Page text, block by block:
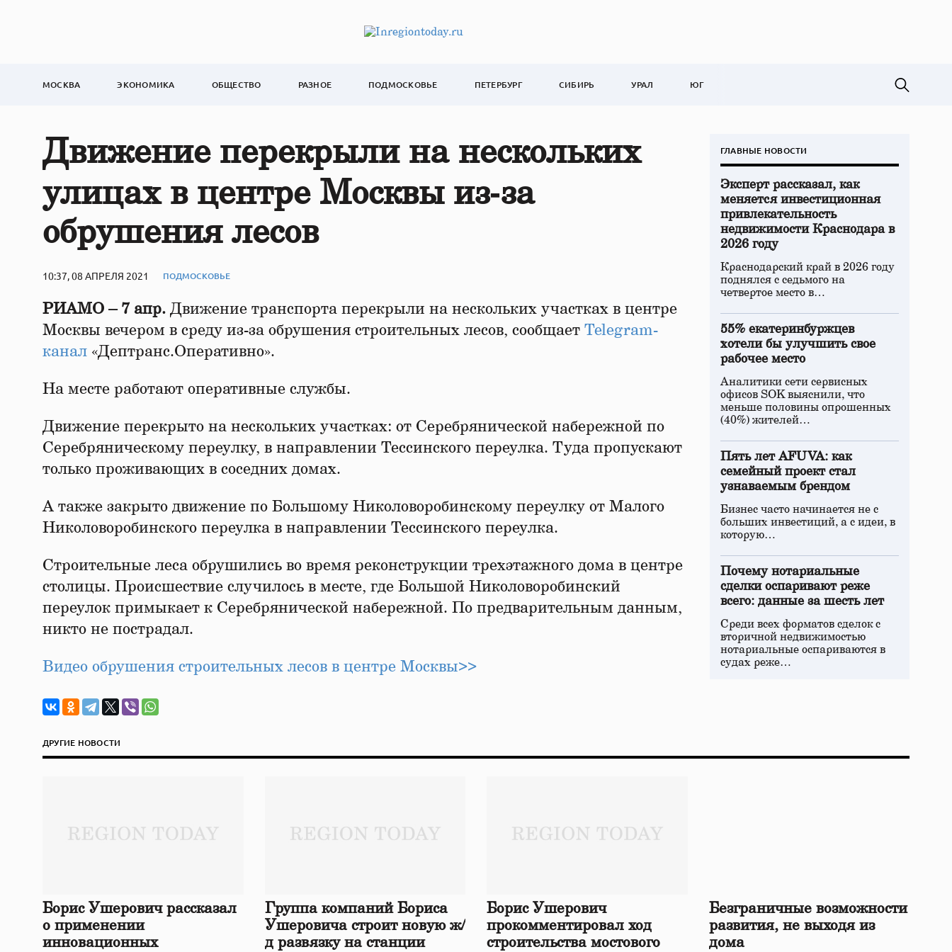
МОСКВА ЭКОНОМИКА ОБЩЕСТВО РАЗНОЕ ПОДМОСКОВЬЕ ПЕТЕРБУРГ СИБИРЬ УРАЛ ЮГ
Движение перекрыли на нескольких
улицах в центре Москвы из‑за
обрушения лесов
10:37, 08 АПРЕЛЯ 2021 ПОДМОСКОВЬЕ
РИАМО – 7 апр. Движение транспорта перекрыли на нескольких участках в центре
Москвы вечером в среду из-за обрушения строительных лесов, сообщает Telegram-
канал «Дептранс.Оперативно».
На месте работают оперативные службы.
Движение перекрыто на нескольких участках: от Серебрянической набережной по
Серебряническому переулку, в направлении Тессинского переулка. Туда пропускают
только проживающих в соседних домах.
А также закрыто движение по Большому Николоворобинскому переулку от Малого
Николоворобинского переулка в направлении Тессинского переулка.
Строительные леса обрушились во время реконструкции трехэтажного дома в центре
столицы. Происшествие случилось в месте, где Большой Николоворобинский
переулок примыкает к Серебрянической набережной. По предварительным данным,
никто не пострадал.
Видео обрушения строительных лесов в центре Москвы>>
ГЛАВНЫЕ НОВОСТИ
Эксперт рассказал, как
меняется инвестиционная
привлекательность
недвижимости Краснодара в
2026 году
Краснодарский край в 2026 году
поднялся с седьмого на
четвертое место в…
55% екатеринбуржцев
хотели бы улучшить свое
рабочее место
Аналитики сети сервисных
офисов SOK выяснили, что
меньше половины опрошенных
(40%) жителей…
Пять лет AFUVA: как
семейный проект стал
узнаваемым брендом
Бизнес часто начинается не с
больших инвестиций, а с идеи, в
которую…
Почему нотариальные
сделки оспаривают реже
всего: данные за шесть лет
Среди всех форматов сделок с
вторичной недвижимостью
нотариальные оспариваются в
судах реже…
ДРУГИЕ НОВОСТИ
Борис Ушерович рассказал
о применении
инновационных
Группа компаний Бориса
Ушеровича строит новую ж/
д развязку на станции
Борис Ушерович
прокомментировал ход
строительства мостового
Безграничные возможности
развития, не выходя из
дома